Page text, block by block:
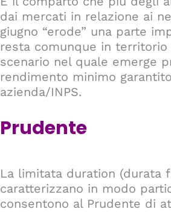
dai mercati in relazione ai
giugno “erode” una parte
resta comunque in territorio
scenario nel quale emerge
rendimento minimo
azienda/INPS.
Prudente
La limitata duration (durata
caratterizzano in modo
consentono al Prudente di